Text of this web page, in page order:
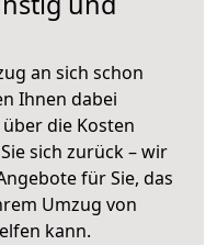
an sich schon
Ihnen dabei
die Kosten
sich zurück – wir
für Sie, das
Umzug von
kann.